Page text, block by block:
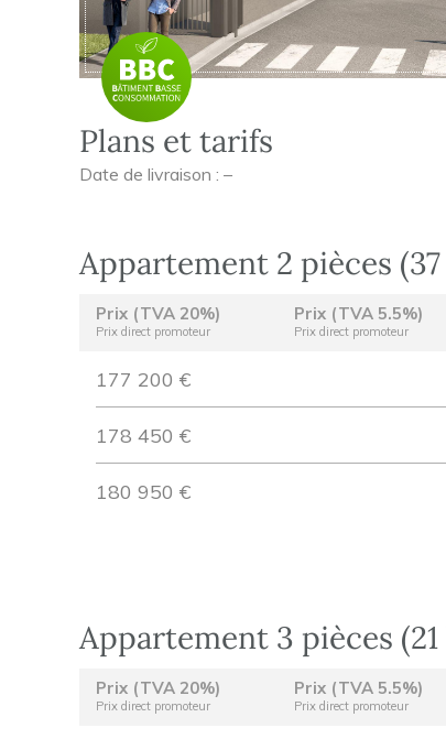
Plans et tarifs
Date de livraison : –
Appartement 2 pièces
Prix (TVA 20%)
Prix direct promoteur
Prix (TVA 5.5%)
Prix direct promoteur
177 200 €
178 450 €
180 950 €
Appartement 3 pièces
Prix (TVA 20%)
Prix direct promoteur
Prix (TVA 5.5%)
Prix direct promoteur